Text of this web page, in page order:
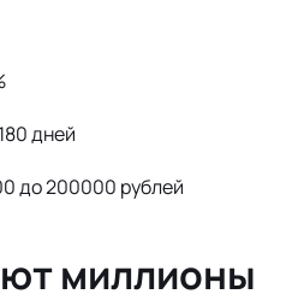
дней
до 200000 рублей
миллионы